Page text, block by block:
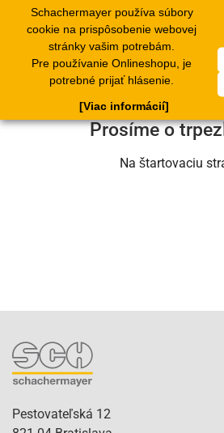
Schachermayer používa súbory
cookie na prispôsobenie webovej
stránky vašim potrebám.
Pre používanie Onlineshopu, je
potrebné prijať hlásenie.
[Viac informácií]
Ľutujeme, ale došlo k
Náš servisný tím na
Prosíme o
Na štartovaciu
Pestovateľská 12